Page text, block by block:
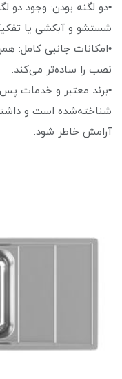
•دو لگنه بودن: وجود دو
شستشو و آبکشی یا
•امکانات جانبی کامل:
نصب را ساده‌تر می‌کند.
•برند معتبر و خدمات پس
شناخته‌شده است و
آرامش خاطر شود.